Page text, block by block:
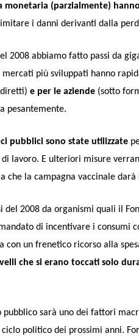
monetaria (parzialmente)
i danni derivanti dalla
2008 abbiamo fatto passi da
più sviluppati hanno
e per le aziende(sotto
pesantemente.
pubblici sono state utilizzate
lavoro. E ulteriori misure
che la campagna vaccinale
2008 da organismi quali il
di incentivare i consumi
con un frenetico ricorso alla
che si erano toccati solo
pubblico sarà uno dei fattori
politico dei prossimi anni.